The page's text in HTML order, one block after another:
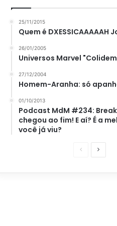
25/11/2015
Quem é DXESSICAAAAAH
26/01/2005
Universos Marvel
27/12/2004
Homem-Aranha: só
01/10/2013
Podcast MdM #234:
chegou ao fim! E aí? É a
você já viu?